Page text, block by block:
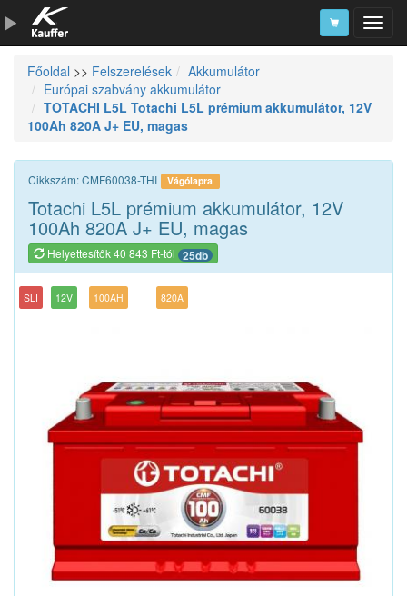
Szerszámkatalógus
Kosár
Főoldal >> Felszerelések
Akkumulátor
Európai szabvány akkumulátor
TOTACHI L5L Totachi L5L prémium akkumulátor, 12V
100Ah 820A J+ EU, magas
Cikkszám: CMF60038-THI Vágólapra
Totachi L5L prémium akkumulátor, 12V
100Ah 820A J+ EU, magas
Helyettesítők 40 843 Ft-tól 25db
SLI 12V 100AH 820A